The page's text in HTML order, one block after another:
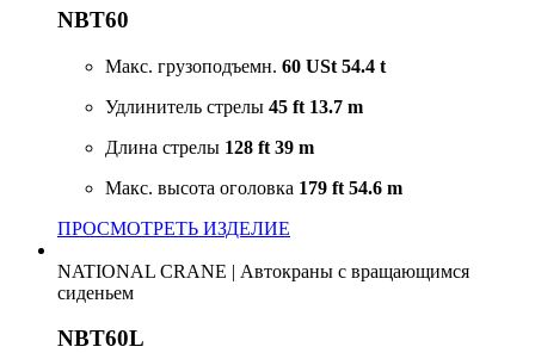
NBT60
Макс. грузоподъемн. 60 USt 54.4 t
Удлинитель стрелы 45 ft 13.7 m
Длина стрелы 128 ft 39 m
Макс. высота оголовка 179 ft 54.6 m
ПРОСМОТРЕТЬ ИЗДЕЛИЕ
NATIONAL CRANE | Автокраны с вращающимся
сиденьем
NBT60L